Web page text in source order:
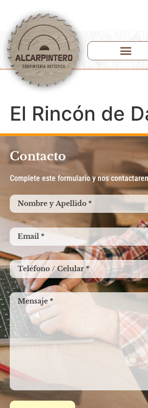
El Rincón de
Contacto
Complete este formulario y nos